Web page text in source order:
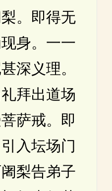
。即得无
身。一一
深义理。
拜出道场
萨戒。即
入坛场门
梨告弟子